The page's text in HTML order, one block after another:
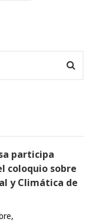
participa
coloquio sobre
y Climática de